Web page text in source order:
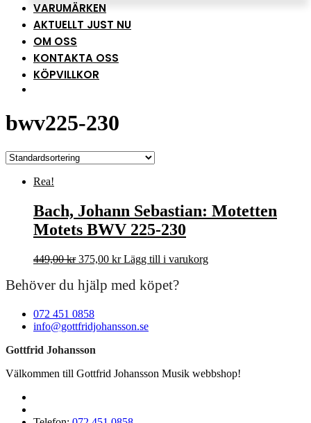
VARUMÄRKEN
AKTUELLT JUST NU
OM OSS
KONTAKTA OSS
KÖPVILLKOR
bwv225-230
Rea!
Bach, Johann Sebastian: Motetten
Motets BWV 225-230
449,00kr Det
priset
var:
449,00 kr.
375,00 krDet
priset
Lägg till i varukorg
Behöver du hjälp med köpet?
072 451 0858
info@gottfridjohansson.se
Gottfrid Johansson
Välkommen till Gottfrid Johansson Musik webbshop!